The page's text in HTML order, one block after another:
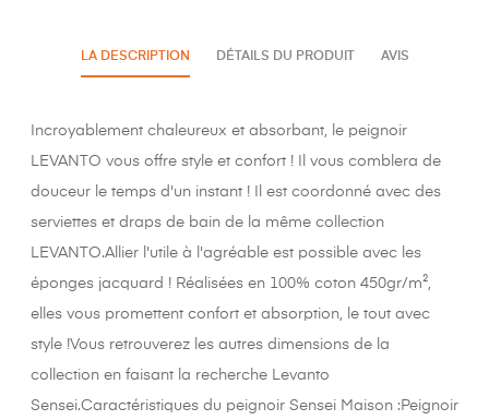
LA DESCRIPTION DÉTAILS DU PRODUIT AVIS
Incroyablement chaleureux et absorbant, le peignoir
LEVANTO vous offre style et confort ! Il vous comblera de
douceur le temps d'un instant ! Il est coordonné avec des
serviettes et draps de bain de la même collection
LEVANTO.Allier l'utile à l'agréable est possible avec les
éponges jacquard ! Réalisées en 100% coton 450gr/m²,
elles vous promettent confort et absorption, le tout avec
style !Vous retrouverez les autres dimensions de la
collection en faisant la recherche Levanto
Sensei.Caractéristiques du peignoir Sensei Maison :Peignoir